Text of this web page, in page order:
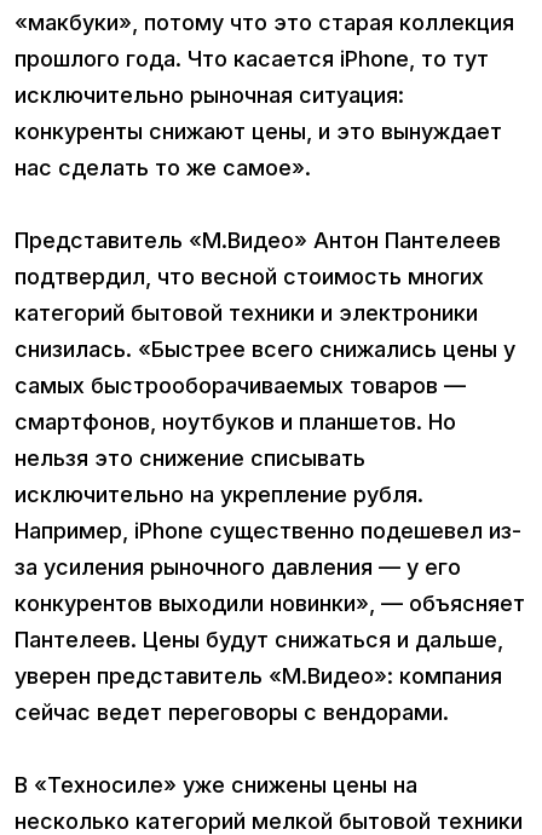
«макбуки», потому что это старая коллекция
прошлого года. Что касается iPhone, то тут
исключительно рыночная ситуация:
конкуренты снижают цены, и это вынуждает
нас сделать то же самое».
Представитель «М.Видео» Антон Пантелеев
подтвердил, что весной стоимость многих
категорий бытовой техники и электроники
снизилась. «Быстрее всего снижались цены у
самых быстрооборачиваемых товаров —
смартфонов, ноутбуков и планшетов. Но
нельзя это снижение списывать
исключительно на укрепление рубля.
Например, iPhone существенно подешевел из-
за усиления рыночного давления — у его
конкурентов выходили новинки», — объясняет
Пантелеев. Цены будут снижаться и дальше,
уверен представитель «М.Видео»: компания
сейчас ведет переговоры с вендорами.
В «Техносиле» уже снижены цены на
несколько категорий мелкой бытовой техники